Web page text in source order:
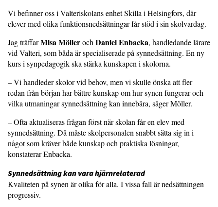
Vi befinner oss i Valteriskolans enhet Skilla i Helsingfors, där
elever med olika funktionsnedsättningar får stöd i sin skolvardag.
Jag träffarMisa Mölleroch Daniel Enbacka, handledande lärare
vid Valteri, som båda är specialiserade på synned­sättning. En ny
kurs i synpedagogik ska stärka kunskapen i skolorna.
– Vi handleder skolor vid behov, men vi skulle önska att fler
redan från början har bättre kunskap om hur synen funge­rar och
vilka utmaningar synnedsättning kan innebära, säger Möller.
– Ofta aktualiseras frågan först när skolan får en elev med
synnedsättning. Då måste skolpersonalen snabbt sätta sig in i
något som kräver både kunskap och praktiska lösningar,
konstaterar Enbacka.
Synnedsättning kan vara hjärnrelaterad
Kvaliteten på synen är olika för alla. I vissa fall är nedsättningen
progressiv.